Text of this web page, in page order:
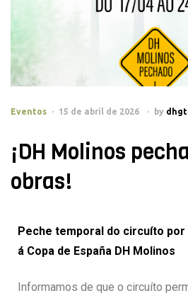
Eventos 15 de abril de 2026 by
¡DH Molinos
obras!
Peche temporal do circuíto
á Copa de España DH Molinos
Informamos de que o circuíto